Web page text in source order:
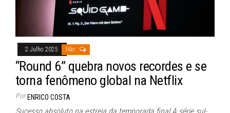
2 Julho 2025 Não
“Round 6” quebra novos recordes e se
torna fenômeno global na Netflix
Por ENRICO COSTA